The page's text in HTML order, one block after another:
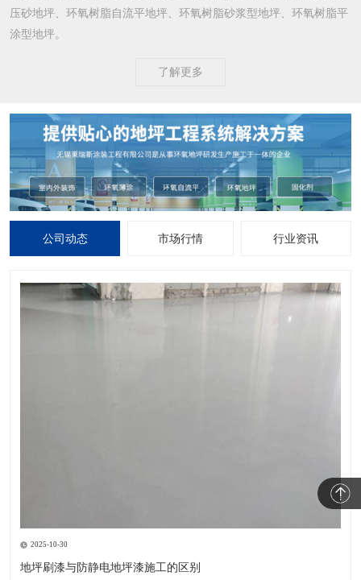
压砂地坪、环氧树脂自流平地坪、环氧树脂砂浆型地坪、环氧树脂平
涂型地坪。
了解更多
公司动态 市场行情 行业资讯
2025-10-30
地坪刷漆与防静电地坪漆施工的区别